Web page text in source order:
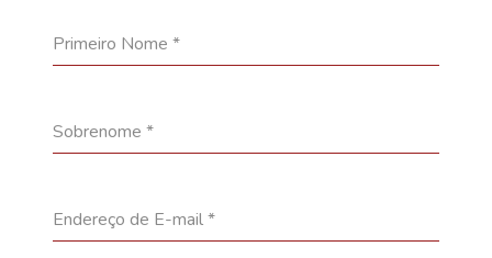
Primeiro Nome *
Sobrenome *
Endereço de E-mail*